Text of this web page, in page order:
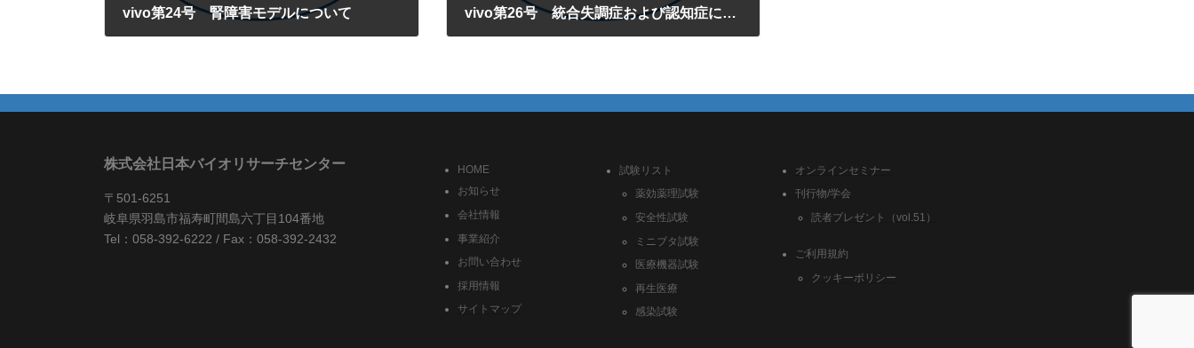
vivo第24号 腎障害モデルについて vivo第26号 統合失調症および認知症に関する行動試験をご紹介いたします。
株式会社日本バイオリサーチセンター
〒501-6251
岐阜県羽島市福寿町間島六丁目104番地
Tel：058-392-6222 / Fax：058-392-2432
HOME
お知らせ
会社情報
事業紹介
お問い合わせ
採用情報
サイトマップ
試験リスト
薬効薬理試験
安全性試験
ミニブタ試験
医療機器試験
再生医療
感染試験
オンラインセミナー
刊行物/学会
読者プレゼント（vol.51）
ご利用規約
クッキーポリシー